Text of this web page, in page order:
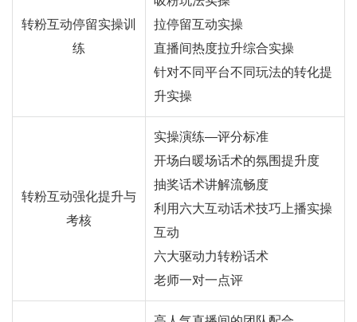
转粉互动停留实操训
练
拉停留互动实操
直播间热度拉升综合实操
针对不同平台不同玩法的转化提
升实操
转粉互动强化提升与
考核
实操演练—评分标准
开场白暖场话术的氛围提升度
抽奖话术讲解流畅度
利用六大互动话术技巧上播实操
互动
六大驱动力转粉话术
老师一对一点评